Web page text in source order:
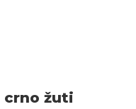
crno žuti